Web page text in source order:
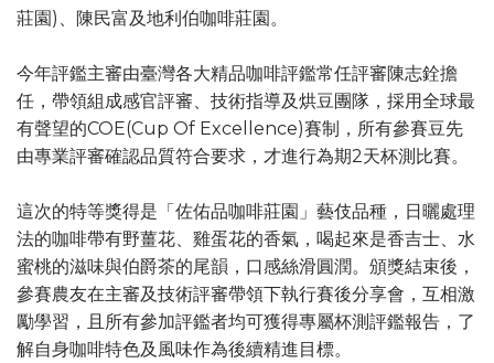
莊園)、陳民富及地利伯咖啡莊園。
今年評鑑主審由臺灣各大精品咖啡評鑑常任評審陳志銓擔
任，帶領組成感官評審、技術指導及烘豆團隊，採用全球最
有聲望的COE(Cup Of Excellence)賽制，所有參賽豆先
由專業評審確認品質符合要求，才進行為期2天杯測比賽。
這次的特等獎得是「佐佑品咖啡莊園」藝伎品種，日曬處理
法的咖啡帶有野薑花、雞蛋花的香氣，喝起來是香吉士、水
蜜桃的滋味與伯爵茶的尾韻，口感絲滑圓潤。頒獎結束後，
參賽農友在主審及技術評審帶領下執行賽後分享會，互相激
勵學習，且所有參加評鑑者均可獲得專屬杯測評鑑報告，了
解自身咖啡特色及風味作為後續精進目標。